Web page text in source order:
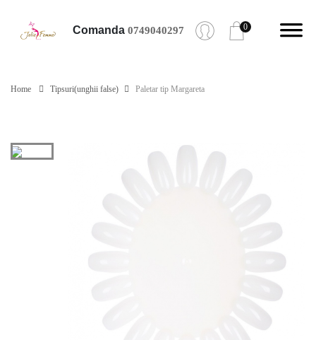
Comanda 0749040297 0
Home Tipsuri(unghii false) Paletar tip Margareta